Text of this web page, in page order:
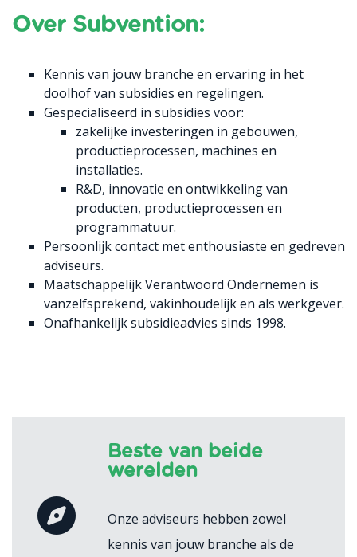
Over Subvention:
Kennis van jouw branche en ervaring in het
doolhof van subsidies en regelingen.
Gespecialiseerd in subsidies voor:
zakelijke investeringen in gebouwen,
productieprocessen, machines en
installaties.
R&D, innovatie en ontwikkeling van
producten, productieprocessen en
programmatuur.
Persoonlijk contact met enthousiaste en gedreven
adviseurs.
Maatschappelijk Verantwoord Ondernemen is
vanzelfsprekend, vakinhoudelijk en als werkgever.
Onafhankelijk subsidieadvies sinds 1998.
Beste van beide
werelden
Onze adviseurs hebben zowel
kennis van jouw branche als de